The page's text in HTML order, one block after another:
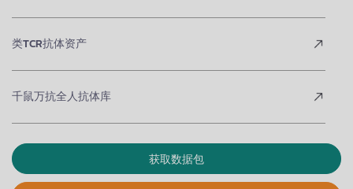
类TCR抗体资产
千鼠万抗全人抗体库
获取数据包